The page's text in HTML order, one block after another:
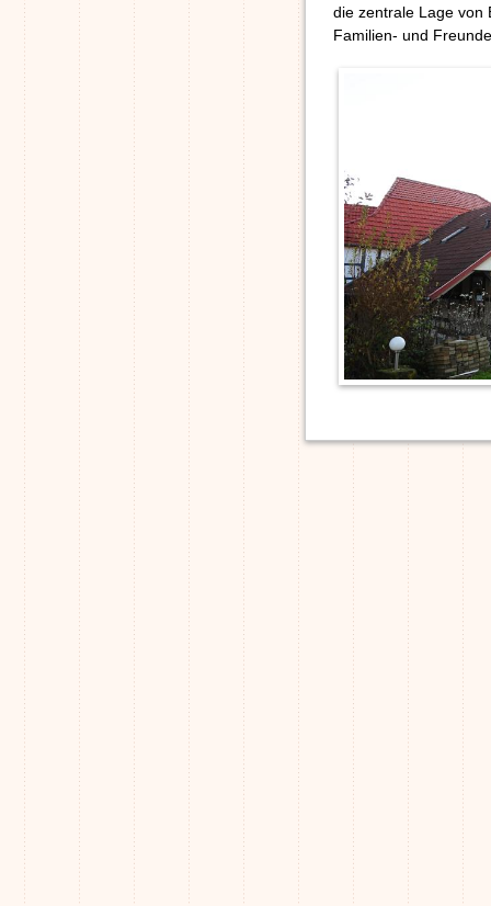
die zentrale Lage von
Familien- und